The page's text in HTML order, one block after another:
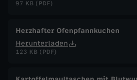
97 KB (PDF)
Herzhafter Ofenpfannkuchen
Herunterladen
123 KB (PDF)